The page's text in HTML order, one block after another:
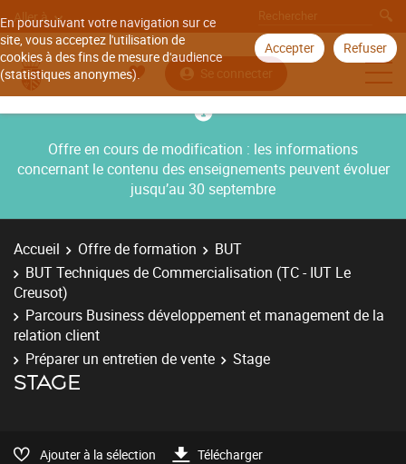
En poursuivant votre navigation sur ce
site, vous acceptez l'utilisation de
cookies à des fins de mesure d'audience
(statistiques anonymes).
Accepter Refuser
Aller à
Se connecter
Offre en cours de modification : les informations
concernant le contenu des enseignements peuvent évoluer
jusqu’au 30 septembre
Accueil Offre de formation
BUT
BUT Techniques de Commercialisation (TC - IUT Le
Creusot)
Parcours Business développement et management de la
relation client
Préparer un entretien de vente
Stage
STAGE
Ajouter à la sélection Télécharger